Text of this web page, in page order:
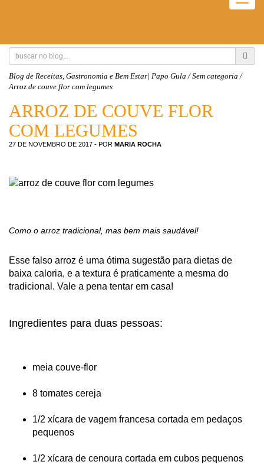
Blog de Receitas, Gastronomia e Bem Estar| Papo Gula /Sem categoria /
Arroz de couve flor com legumes
ARROZ DE COUVE FLOR
COM LEGUMES
27 DE NOVEMBRO DE 2017 - POR MARIA ROCHA
Como o arroz tradicional, mas bem mais saudável!
Esse falso arroz é uma ótima sugestão para dietas de
baixa caloria, e a textura é praticamente a mesma do
tradicional. Vale a pena tentar em casa!
Ingredientes para duas pessoas:
meia couve-flor
8 tomates cereja
1/2 xícara de vagem francesa cortada em pedaços
pequenos
1/2 xícara de cenoura cortada em cubos pequenos